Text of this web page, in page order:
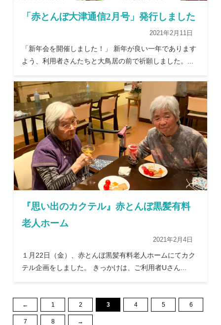
「赤とんぼ大津通信2月号」発行しました
2021年2月11日
「新年会を開催しました！」 新年が良い一年であります
よう、利用者さんたちと大鳥居の前で祈願しました。...
『思い出のカクテル』赤とんぼ黒髪有料
老人ホーム
2021年2月4日
１月22日（金）、赤とんぼ黒髪有料老人ホームにてカク
テル企画をしました。 きっかけは、ご利用者Uさん...
← 1 2 3 4 5 6
7 8 →